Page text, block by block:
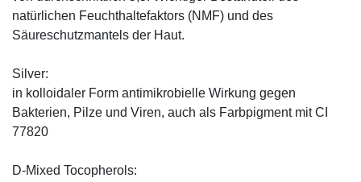
natürlichen Feuchthaltefaktors (NMF) und des
Säureschutzmantels der Haut.
Silver:
in kolloidaler Form antimikrobielle Wirkung gegen
Bakterien, Pilze und Viren, auch als Farbpigment mit CI
77820
D-Mixed Tocopherols: